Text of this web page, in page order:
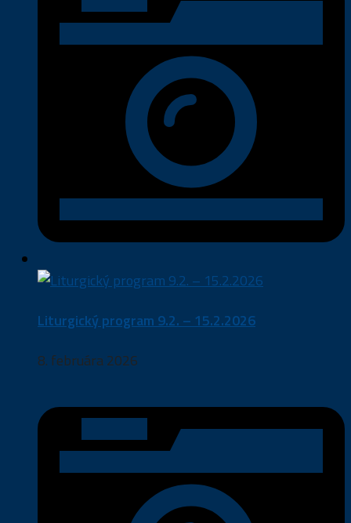
Liturgický program 9.2. – 15.2.2026
8. februára 2026